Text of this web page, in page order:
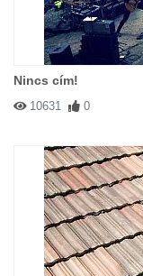
Nincs cím!
10631 0